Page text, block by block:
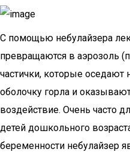
С помощью небулайзера
превращаются в аэрозоль
частички, которые
оболочку горла и
воздействие. Очень часто
детей дошкольного
беременности небулайзер